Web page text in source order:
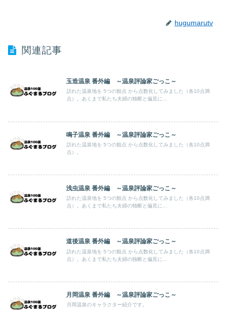
hugumarutv
関連記事
玉造温泉 番外編 ～温泉評論家ごっこ～
訪れた温泉地を 5つの観点 から点数化してみました（各10点満
点）。あくまで私たち夫婦の独断と偏見に...
鳴子温泉 番外編 ～温泉評論家ごっこ～
訪れた温泉地を 5つの観点 から点数化してみました（各10点満
点）。
浅虫温泉 番外編 ～温泉評論家ごっこ～
訪れた温泉地を 5つの観点 から点数化してみました（各10点満
点）。あくまで私たち夫婦の独断と偏見に...
道後温泉 番外編 ～温泉評論家ごっこ～
訪れた温泉地を 5つの観点 から点数化してみました（各10点満
点）。あくまで私たち夫婦の独断と偏見に...
月岡温泉 番外編 ～温泉評論家ごっこ～
月岡温泉のキャラクター紹介です。